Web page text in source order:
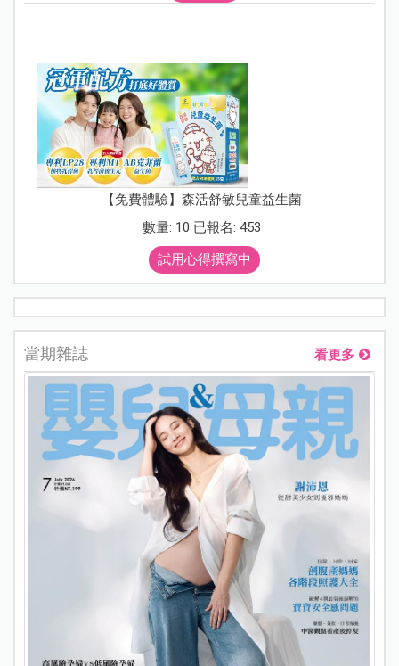
【免費體驗】森活舒敏兒童益生菌
數量: 10 已報名: 453
試用心得撰寫中
當期雜誌 看更多